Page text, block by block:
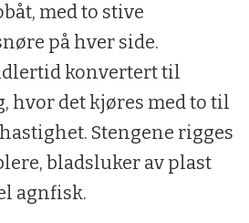
med to stive
på hver side.
konvertert til
hvor det kjøres med to til
Stengene rigges
bladsluker av plast
agnfisk.